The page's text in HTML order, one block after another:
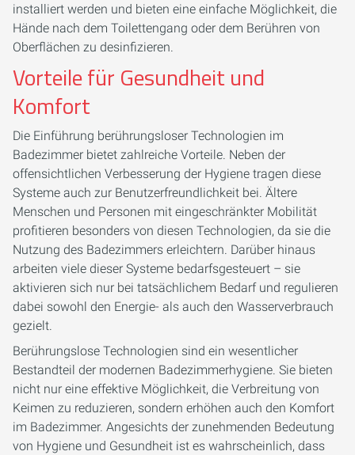
installiert werden und bieten eine einfache Möglichkeit, die
Hände nach dem Toilettengang oder dem Berühren von
Oberflächen zu desinfizieren.
Vorteile für Gesundheit und
Komfort
Die Einführung berührungsloser Technologien im
Badezimmer bietet zahlreiche Vorteile. Neben der
offensichtlichen Verbesserung der Hygiene tragen diese
Systeme auch zur Benutzerfreundlichkeit bei. Ältere
Menschen und Personen mit eingeschränkter Mobilität
profitieren besonders von diesen Technologien, da sie die
Nutzung des Badezimmers erleichtern. Darüber hinaus
arbeiten viele dieser Systeme bedarfsgesteuert – sie
aktivieren sich nur bei tatsächlichem Bedarf und regulieren
dabei sowohl den Energie- als auch den Wasserverbrauch
gezielt.
Berührungslose Technologien sind ein wesentlicher
Bestandteil der modernen Badezimmerhygiene. Sie bieten
nicht nur eine effektive Möglichkeit, die Verbreitung von
Keimen zu reduzieren, sondern erhöhen auch den Komfort
im Badezimmer. Angesichts der zunehmenden Bedeutung
von Hygiene und Gesundheit ist es wahrscheinlich, dass